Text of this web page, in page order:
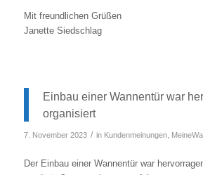
Mit freundlichen Grüßen
Janette Siedschlag
Einbau einer Wannentür war
organisiert
7. November 2023 / in Kundenmeinungen,
Der Einbau einer Wannentür war